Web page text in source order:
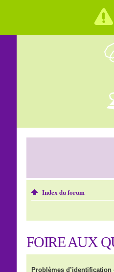
Index du forum
FOIRE AUX
Problèmes d’identification